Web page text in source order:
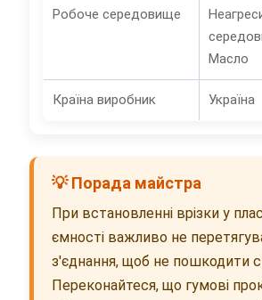
Робоче середовище
Масло
Країна виробник Україна
💡 Порада майстра
При встановленні врізки у
ємності важливо не
з'єднання, щоб не пошкодити
Переконайтеся, що гумові